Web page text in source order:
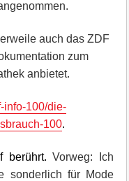
auch das ZDF
zum
anbietet.
info-100/die-
100.
berührt.Vorweg: Ich
sonderlich für Mode